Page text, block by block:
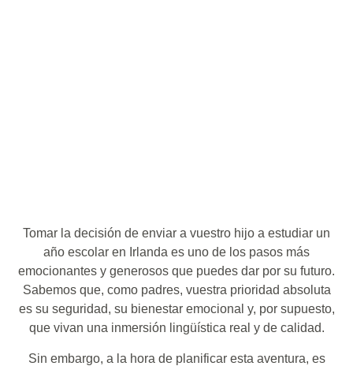
Tomar la decisión de enviar a vuestro hijo a estudiar un
año escolar en Irlanda es uno de los pasos más
emocionantes y generosos que puedes dar por su futuro.
Sabemos que, como padres, vuestra prioridad absoluta
es su seguridad, su bienestar emocional y, por supuesto,
que vivan una inmersión lingüística real y de calidad.
Sin embargo, a la hora de planificar esta aventura, es